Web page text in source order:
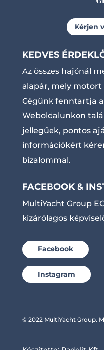
Kérjen
KEDVES
Az összes hajónál
alapár, mely motort
Cégünk fenntartja
Weboldalunkon
jellegűek, pontos
információkért
bizalommal.
FACEBOOK &
MultiYacht Group
kizárólagos
Facebook
Instagram
© 2022 MultiYacht Group.